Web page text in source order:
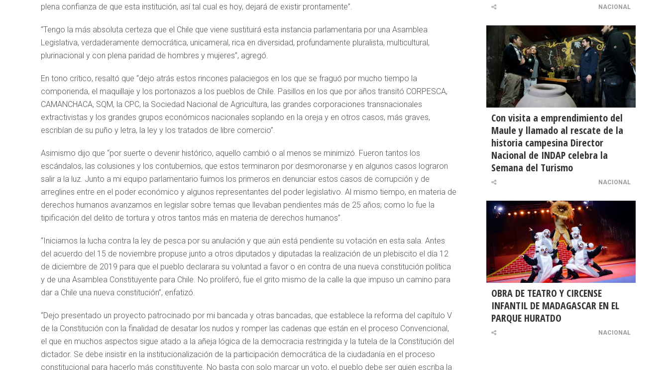
plena confianza de que esta institución, así tal cual es hoy, dejará de existir prontamente”.
“Tengo la más absoluta certeza que el Chile que viene sustituirá esta instancia parlamentaria por una Asamblea
Legislativa, verdaderamente democrática, unicameral, rica en diversidad, profundamente pluralista, multicultural,
plurinacional y con plena paridad de hombres y mujeres”, agregó.
En tono crítico, resaltó que “dejo atrás estos rincones palaciegos en los que se fraguó por mucho tiempo la
componenda, el maquillaje y los portonazos a los pueblos de Chile. Pasillos en los que por años transitó CORPESCA,
CAMANCHACA, SQM, la CPC, la Sociedad Nacional de Agricultura, las grandes corporaciones transnacionales
extractivistas y los grandes grupos económicos nacionales soplando en la oreja y en otros casos, más graves,
escribían de su puño y letra, la ley y los tratados de libre comercio”.
Asimismo dijo que “por suerte o devenir histórico, aquello cambió o al menos se minimizó. Fueron tantos los
escándalos, las colusiones y los contubernios, que estos terminaron por desmoronarse y en algunos casos lograron
salir a la luz. Junto a mi equipo parlamentario fuimos los primeros en denunciar estos casos de corrupción y de
arreglines entre en el poder económico y algunos representantes del poder legislativo. Al mismo tiempo, en materia de
derechos humanos avanzamos en legislar sobre temas que llevaban pendientes más de 25 años; como lo fue la
tipificación del delito de tortura y otros tantos más en materia de derechos humanos”.
“Iniciamos la lucha contra la ley de pesca por su anulación y que aún está pendiente su votación en esta sala. Antes
del acuerdo del 15 de noviembre propuse junto a otros diputados y diputadas la realización de un plebiscito el día 12
de diciembre de 2019 para que el pueblo declarara su voluntad a favor o en contra de una nueva constitución política
y de una Asamblea Constituyente para Chile. No proliferó, fue el grito mismo de la calle la que impuso un camino para
dar a Chile una nueva constitución”, enfatizó.
“Dejo presentado un proyecto patrocinado por mi bancada y otras bancadas, que establece la reforma del capítulo V
de la Constitución con la finalidad de desatar los nudos y romper las cadenas que están en el proceso Convencional,
el que en muchos aspectos sigue atado a la añeja lógica de la democracia restringida y la tutela de la Constitución del
dictador. Se debe insistir en la institucionalización de la participación democrática de la ciudadanía en el proceso
constitucional para hacerlo más constituyente. No basta con solo marcar un voto, el pueblo debe ser quien escriba la
NACIONAL
Con visita a emprendimiento del
Maule y llamado al rescate de la
historia campesina Director
Nacional de INDAP celebra la
Semana del Turismo
NACIONAL
OBRA DE TEATRO Y CIRCENSE
INFANTIL DE MADAGASCAR EN EL
PARQUE HURATDO
NACIONAL